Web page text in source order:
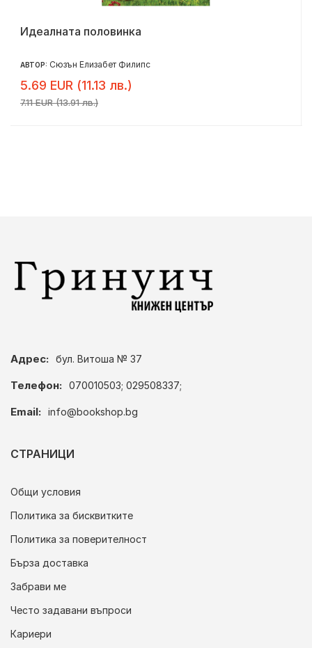
Идеалната половинка
АВТОР: Сюзън Елизабет Филипс
5.69 EUR (11.13 лв.)
7.11 EUR (13.91 лв.)
Адрес: бул. Витоша № 37
Телефон: 070010503; 029508337;
Email: info@bookshop.bg
СТРАНИЦИ
Общи условия
Политика за бисквитките
Политика за поверителност
Бърза доставка
Забрави ме
Често задавани въпроси
Кариери